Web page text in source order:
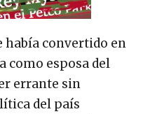
había convertido en
como esposa del
errante sin
del país